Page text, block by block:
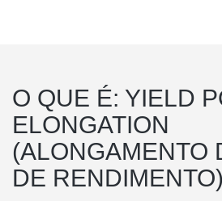
O QUE É: YIELD
ELONGATION
(ALONGAMENTO
DE RENDIMENTO)